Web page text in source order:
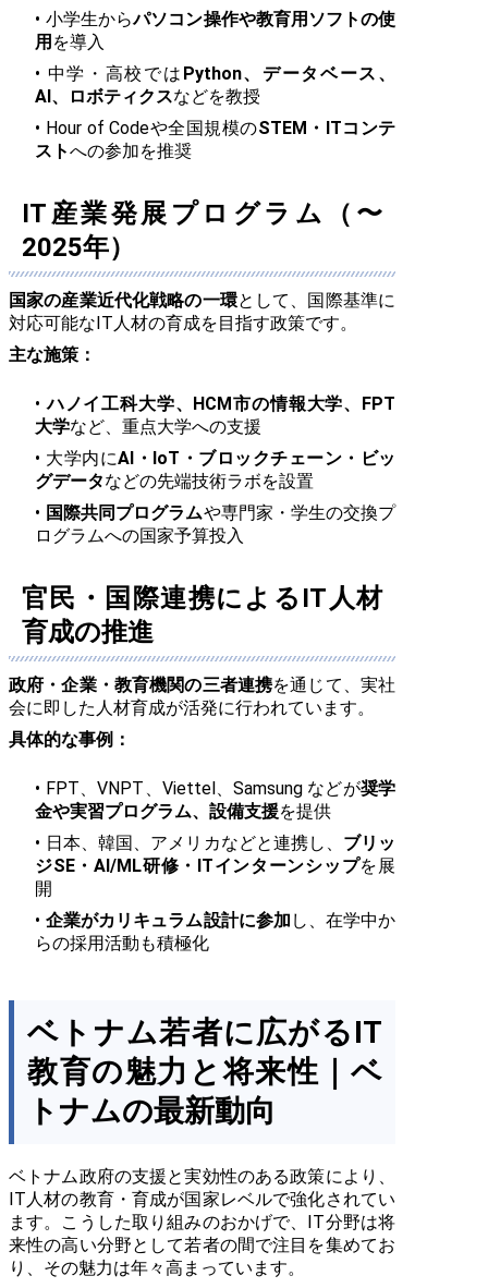
小学生からパソコン操作や教育用ソフトの使
用 を導入
中学・高校では Python、データベース、
AI、ロボティクスなどを教授
Hour of Codeや全国規模のSTEM・ITコンテ
ストへの参加を推奨
IT産業発展プログラム（〜
2025年）
国家の産業近代化戦略の一環として、国際基準に
対応可能なIT人材の育成を目指す政策です。
主な施策：
ハノイ工科大学、HCM市の情報大学、FPT
大学など、重点大学への支援
大学内にAI・IoT・ブロックチェーン・ビッ
グデータなどの先端技術ラボを設置
国際共同プログラムや専門家・学生の交換プ
ログラムへの国家予算投入
官民・国際連携によるIT人材
育成の推進
政府・企業・教育機関の三者連携を通じて、実社
会に即した人材育成が活発に行われています。
具体的な事例：
FPT、VNPT、Viettel、Samsung などが奨学
金や実習プログラム、設備支援を提供
日本、韓国、アメリカなどと連携し、 ブリッ
ジSE・AI/ML研修・ITインターンシップを展
開
企業がカリキュラム設計に参加 し、在学中か
らの採用活動も積極化
ベトナム若者に広がるIT
教育の魅力と将来性｜ベ
トナムの最新動向
ベトナム政府の支援と実効性のある政策により、
IT人材の教育・育成が国家レベルで強化されてい
ます。こうした取り組みのおかげで、IT分野は将
来性の高い分野として若者の間で注目を集めてお
り、その魅力は年々高まっています。